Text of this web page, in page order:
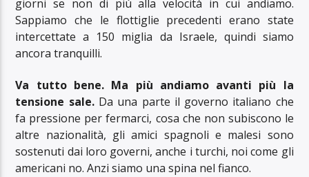
giorni se non di più alla velocità in cui andiamo.
Sappiamo che le flottiglie precedenti erano state
intercettate a 150 miglia da Israele, quindi siamo
ancora tranquilli.
Va tutto bene. Ma più andiamo avanti più la
tensione sale.Da una parte il governo italiano che
fa pressione per fermarci, cosa che non subiscono le
altre nazionalità, gli amici spagnoli e malesi sono
sostenuti dai loro governi, anche i turchi, noi come gli
americani no. Anzi siamo una spina nel fianco.